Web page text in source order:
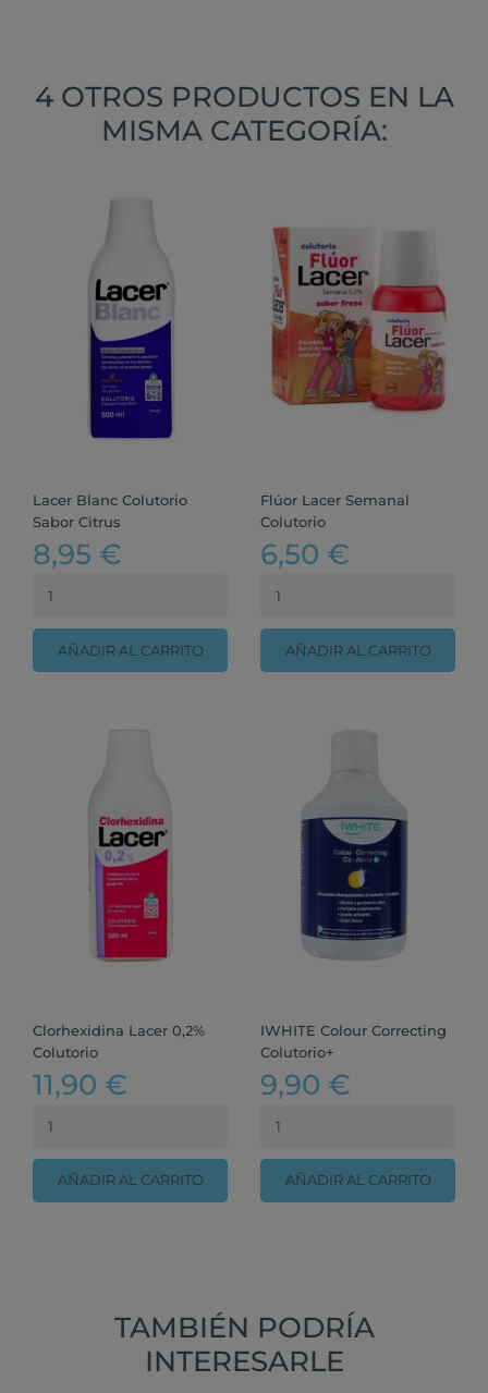
4 OTROS PRODUCTOS EN LA
MISMA CATEGORÍA:
Lacer Blanc Colutorio
Sabor Citrus
8,95 €
AÑADIR AL CARRITO
Flúor Lacer Semanal
Colutorio
6,50 €
AÑADIR AL CARRITO
Clorhexidina Lacer 0,2%
Colutorio
11,90 €
AÑADIR AL CARRITO
IWHITE Colour Correcting
Colutorio+
9,90 €
AÑADIR AL CARRITO
TAMBIÉN PODRÍA
INTERESARLE